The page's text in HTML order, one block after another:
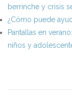
berrinche y crisis
¿Cómo puede
Pantallas en
niños y